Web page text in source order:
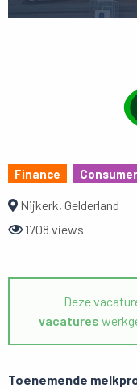
Finance Consumer
Nijkerk, Gelderland
1708 views
Deze
vacatures
Toenemende